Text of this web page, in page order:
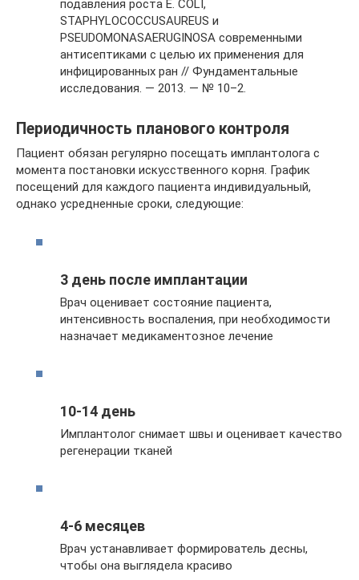
подавления роста E. COLI,
STAPHYLOCOCCUSAUREUS и
PSEUDOMONASAERUGINOSA современными
антисептиками с целью их применения для
инфицированных ран // Фундаментальные
исследования. — 2013. — № 10–2.
Периодичность планового контроля
Пациент обязан регулярно посещать имплантолога с
момента постановки искусственного корня. График
посещений для каждого пациента индивидуальный,
однако усредненные сроки, следующие:
3 день после имплантации
Врач оценивает состояние пациента,
интенсивность воспаления, при необходимости
назначает медикаментозное лечение
10-14 день
Имплантолог снимает швы и оценивает качество
регенерации тканей
4-6 месяцев
Врач устанавливает формирователь десны,
чтобы она выглядела красиво